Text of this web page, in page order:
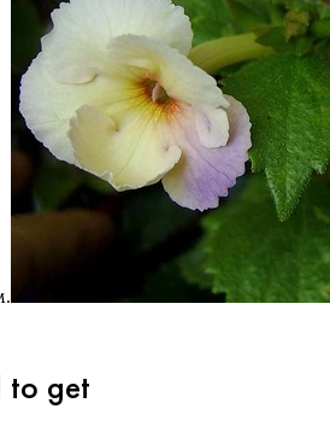
to get